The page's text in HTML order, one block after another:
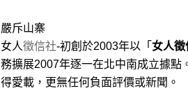
嚴斥山寨
女人徵信社-初創於2003年以「 女人徵
務擴展2007年逐一在北中南成立據點
得愛載，更無任何負面評價或新聞。